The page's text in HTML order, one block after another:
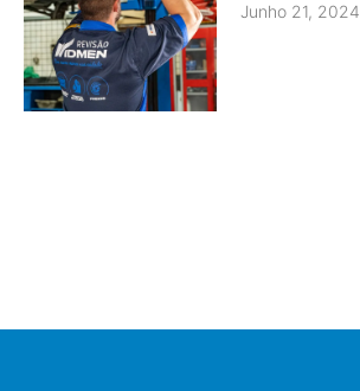
Junho 21, 2024